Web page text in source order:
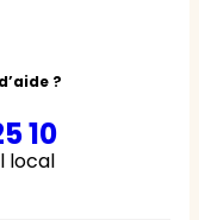
?
10
local